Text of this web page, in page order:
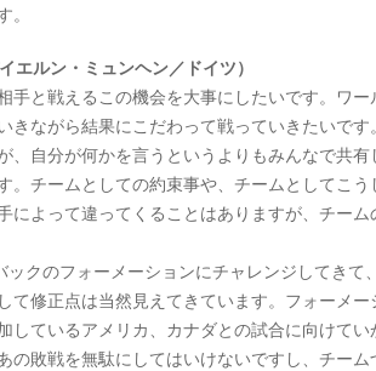
エルン・ミュンヘン／ドイツ）
手と戦えるこの機会を大事にしたいです。ワ
ながら結果にこだわって戦っていきたいです。
、自分が何かを言うというよりもみんなで共
。チームとしての約束事や、チームとしてこ
によって違ってくることはありますが、チー
クのフォーメーションにチャレンジしてき
て修正点は当然見えてきています。フォーメ
しているアメリカ、カナダとの試合に向けて
の敗戦を無駄にしてはいけないですし、チー